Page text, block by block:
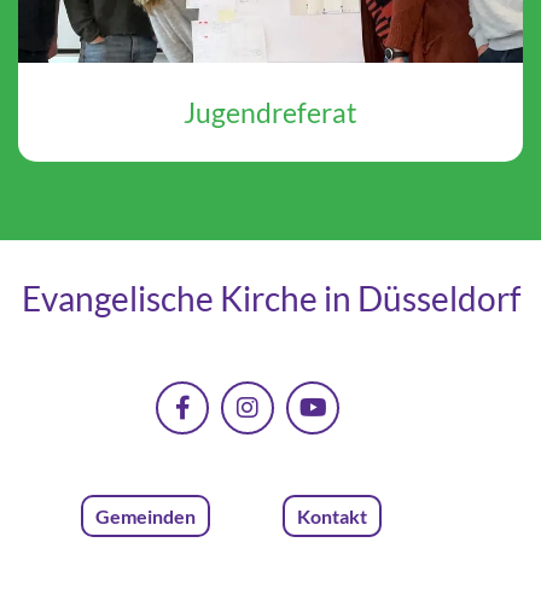
Jugendreferat
Evangelische Kirche in Düsseldorf
Gemeinden Kontakt